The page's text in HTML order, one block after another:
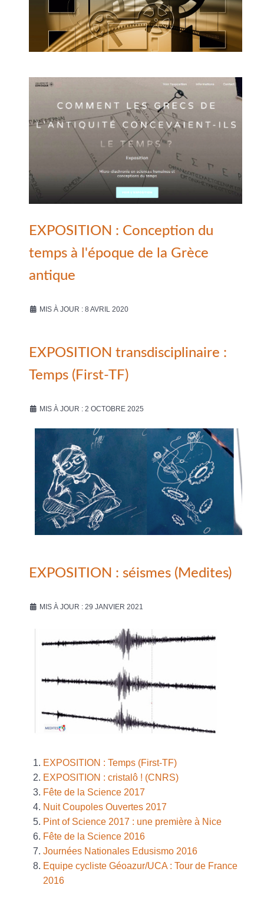
EXPOSITION : Conception du
temps à l'époque de la Grèce
antique
MIS À JOUR : 8 AVRIL 2020
EXPOSITION transdisciplinaire :
Temps (First-TF)
MIS À JOUR : 2 OCTOBRE 2025
EXPOSITION : séismes (Medites)
MIS À JOUR : 29 JANVIER 2021
EXPOSITION : Temps (First-TF)
EXPOSITION : cristalô ! (CNRS)
Fête de la Science 2017
Nuit Coupoles Ouvertes 2017
Pint of Science 2017 : une première à Nice
Fête de la Science 2016
Journées Nationales Edusismo 2016
Equipe cycliste Géoazur/UCA : Tour de France
2016